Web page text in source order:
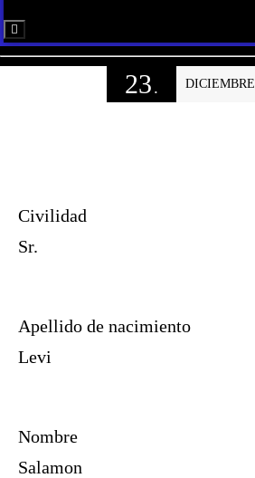
Menú conmutador hamburguesa
23. DICIEMBRE
Civilidad
Sr.
Apellido de nacimiento
Levi
Nombre
Salamon